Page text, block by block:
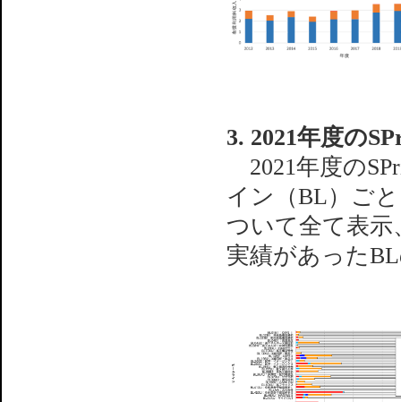
3. 2021年度の
2021年度の
イン（BL）ご
ついて全て表示
実績があった